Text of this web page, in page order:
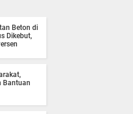
Beton di
Dikebut,
Bantuan